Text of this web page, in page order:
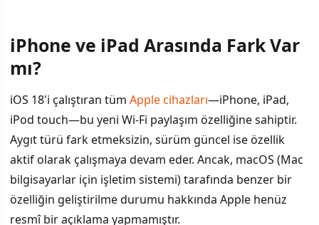
iPhone ve iPad Arasında Fark Var
mı?
iOS 18'i çalıştıran tüm Apple cihazları—iPhone, iPad,
iPod touch—bu yeni Wi-Fi paylaşım özelliğine sahiptir.
Aygıt türü fark etmeksizin, sürüm güncel ise özellik
aktif olarak çalışmaya devam eder. Ancak, macOS (Mac
bilgisayarlar için işletim sistemi) tarafında benzer bir
özelliğin geliştirilme durumu hakkında Apple henüz
resmî bir açıklama yapmamıştır.